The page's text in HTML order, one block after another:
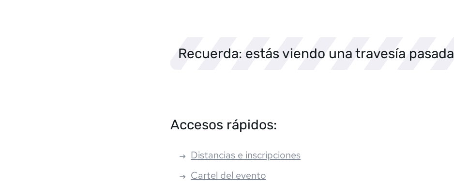
Recuerda: estás viendo una travesía pasada
Accesos rápidos:
Distancias e inscripciones
Cartel del evento